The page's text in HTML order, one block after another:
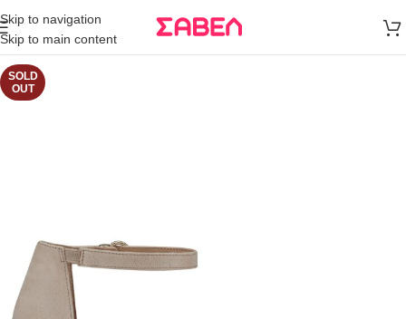
Skip to navigation
Skip to main content
άνω των 80€
Παραγγελία
SOLD
OUT